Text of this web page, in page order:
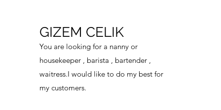
GIZEM CELIK
You are looking for a nanny or
housekeeper , barista , bartender ,
waitress.I would like to do my best for
my customers.